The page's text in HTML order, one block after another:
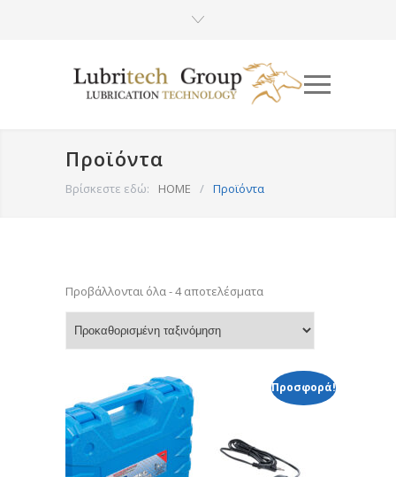
Προϊόντα
Βρίσκεστε εδώ: HOME / Προϊόντα
Προβάλλονται όλα - 4 αποτελέσματα
Προσφορά!